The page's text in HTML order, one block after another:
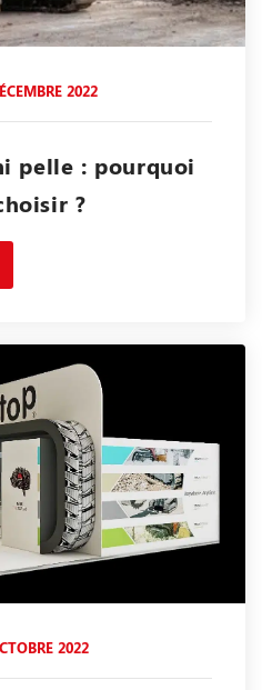
2022
pelle : pourquoi
?
2022